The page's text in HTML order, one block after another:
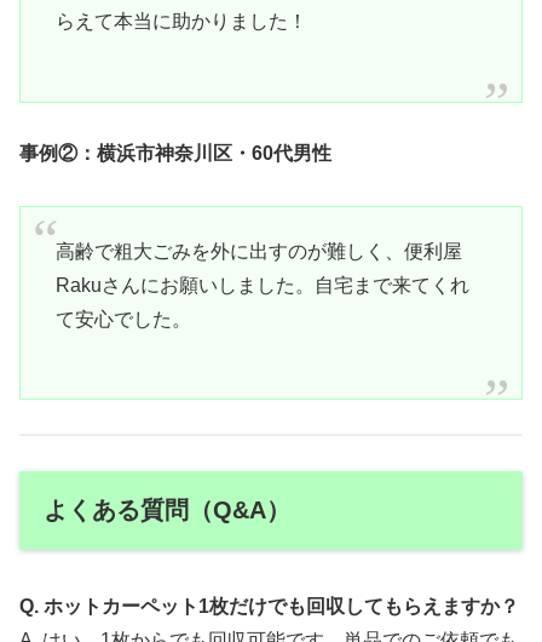
らえて本当に助かりました！
事例②：横浜市神奈川区・60代男性
高齢で粗大ごみを外に出すのが難しく、便利屋
Rakuさんにお願いしました。自宅まで来てくれ
て安心でした。
よくある質問（Q&A）
Q. ホットカーペット1枚だけでも回収してもらえますか？